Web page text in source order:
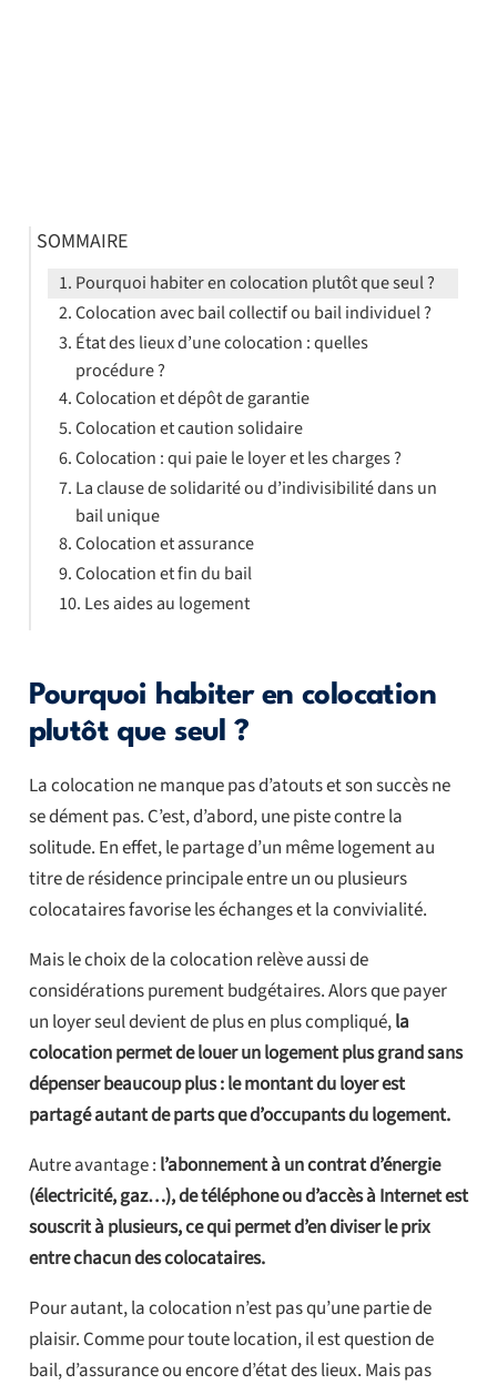
Pourquoi habiter en colocation
plutôt que seul ?
La colocation ne manque pas d’atouts et son succès ne
se dément pas. C’est, d’abord, une piste contre la
solitude. En effet, le partage d’un même logement au
titre de résidence principale entre un ou plusieurs
colocataires favorise les échanges et la convivialité.
Mais le choix de la colocation relève aussi de
considérations purement budgétaires. Alors que payer
un loyer seul devient de plus en plus compliqué,la
colocation permet de louer un logement plus grand sans
dépenser beaucoup plus : le montant du loyer est
partagé autant de parts que d’occupants du logement.
Autre avantage : l’abonnement à un contrat d’énergie
(électricité, gaz…), de téléphone ou d’accès à Internet est
souscrit à plusieurs, ce qui permet d’en diviser le prix
entre chacun des colocataires.
Pour autant, la colocation n’est pas qu’une partie de
plaisir. Comme pour toute location, il est question de
bail, d’assurance ou encore d’état des lieux. Mais pas
SOMMAIRE
Pourquoi habiter en colocation plutôt que seul ?
Colocation avec bail collectif ou bail individuel ?
État des lieux d’une colocation : quelles
procédure ?
Colocation et dépôt de garantie
Colocation et caution solidaire
Colocation : qui paie le loyer et les charges ?
La clause de solidarité ou d’indivisibilité dans un
bail unique
Colocation et assurance
Colocation et fin du bail
Les aides au logement